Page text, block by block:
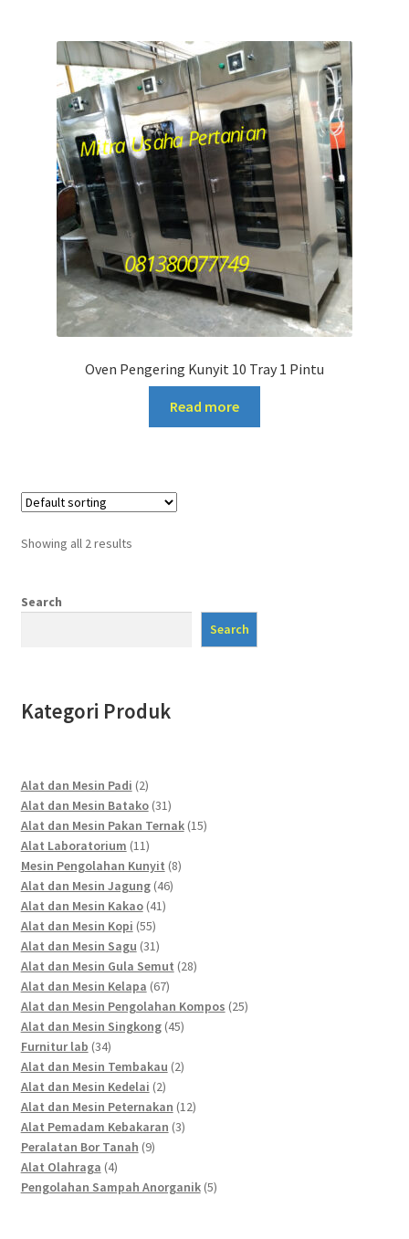
Oven Pengering Kunyit 10 Tray 1 Pintu
Read more
Showing all 2 results
Search
Search
Kategori Produk
Alat dan Mesin Padi 22
products
Alat dan Mesin Batako 3131
products
Alat dan Mesin Pakan Ternak 1515
Alat Laboratorium 1111
products
Mesin Pengolahan Kunyit 88
Alat dan Mesin Jagung 4646
Alat dan Mesin Kakao 4141
Alat dan Mesin Kopi 5555
products
Alat dan Mesin Sagu 3131
products
Alat dan Mesin Gula Semut 2828
Alat dan Mesin Kelapa 6767
products
Alat dan Mesin Pengolahan Kompos 2525
Alat dan Mesin Singkong 4545
Furnitur lab 3434
products
Alat dan Mesin Tembakau 22
Alat dan Mesin Kedelai 22
products
Alat dan Mesin Peternakan 1212
Alat Pemadam Kebakaran 33
Peralatan Bor Tanah 99
Alat Olahraga 44
products
Pengolahan Sampah Anorganik 55